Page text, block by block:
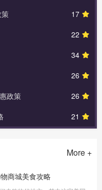
17
22
34
26
26
政策
21
More +
商城美食攻略